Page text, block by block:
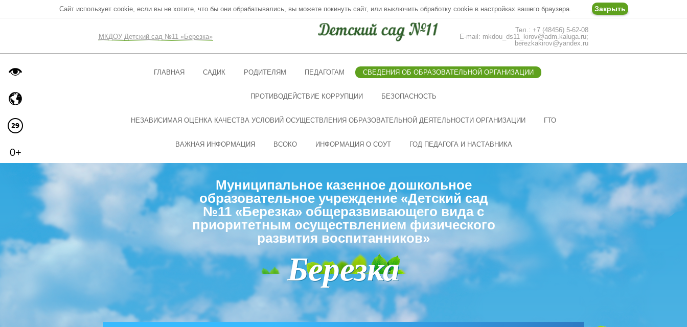
Сайт использует cookie, если вы не хотите, что бы они обрабатывались, вы можете покинуть сайт, или выключить обработку cookie в настройках вашего браузера. Закрыть
МКДОУ Детский сад №11 «Березка»
Тел.: +7 (48456) 5-62-08
E-mail: mkdou_ds11_kirov@adm.kaluga.ru;
berezkakirov@yandex.ru
ГЛАВНАЯ САДИК РОДИТЕЛЯМ ПЕДАГОГАМ СВЕДЕНИЯ ОБ ОБРАЗОВАТЕЛЬНОЙ ОРГАНИЗАЦИИ
ПРОТИВОДЕЙСТВИЕ КОРРУПЦИИ БЕЗОПАСНОСТЬ
НЕЗАВИСИМАЯ ОЦЕНКА КАЧЕСТВА УСЛОВИЙ ОСУЩЕСТВЛЕНИЯ ОБРАЗОВАТЕЛЬНОЙ ДЕЯТЕЛЬНОСТИ ОРГАНИЗАЦИИ ГТО
ВАЖНАЯ ИНФОРМАЦИЯ ВСОКО ИНФОРМАЦИЯ О СОУТ ГОД ПЕДАГОГА И НАСТАВНИКА
Муниципальное казенное дошкольное
образовательное учреждение «Детский сад
№11 «Березка» общеразвивающего вида с
приоритетным осуществлением физического
развития воспитанников»
Березка
0+